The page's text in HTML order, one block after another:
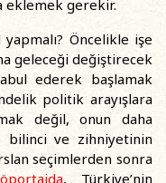
eklemek gerekir.
Öncelikle işe
geleceği değiştirecek
ederek başlamak
politik arayışlara
değil, onun daha
bilinci ve zihniyetinin
seçimlerden sonra
, Türkiye’nin